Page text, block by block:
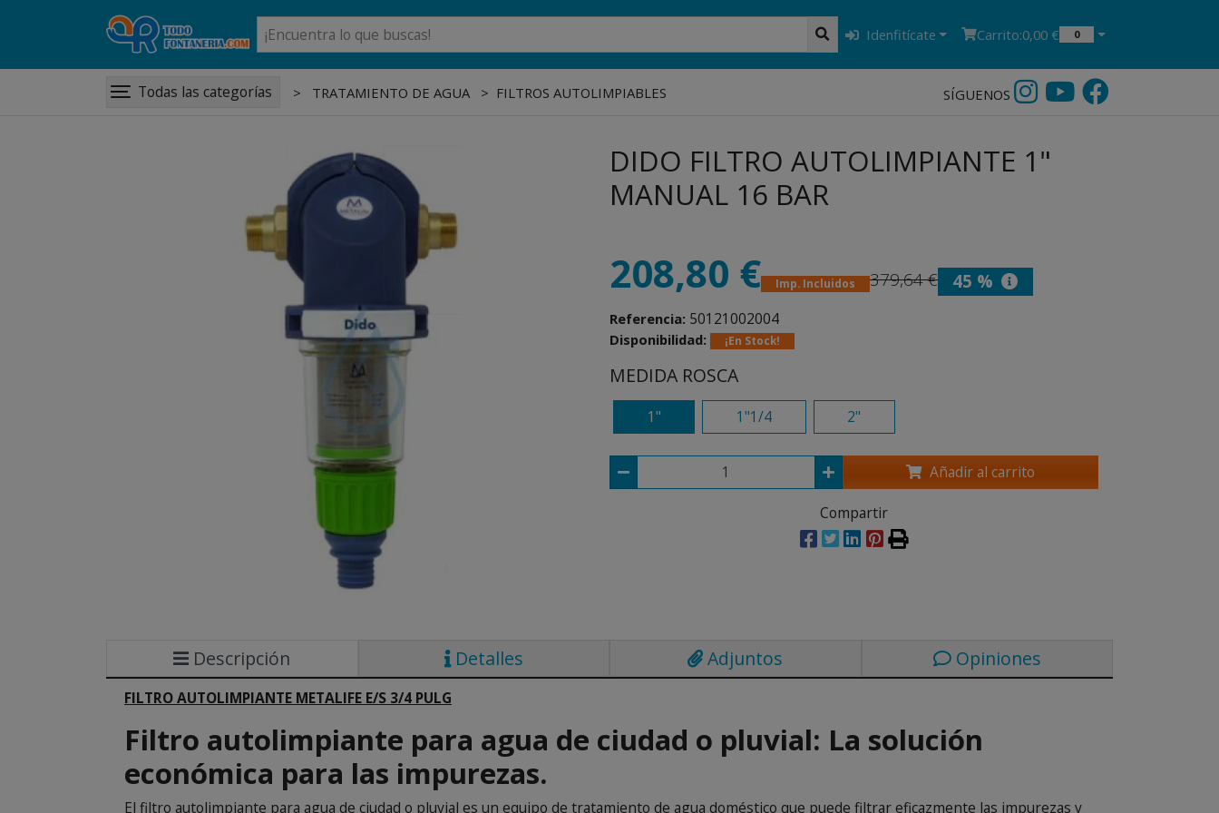
Idenfitícate Carrito:0,00 € 0
Todas las categorías TRATAMIENTO DE AGUA FILTROS AUTOLIMPIABLES SÍGUENOS
DIDO FILTRO AUTOLIMPIANTE 1"
MANUAL 16 BAR
208,80 € Imp. Incluidos 379,64 € 45 %
Referencia: 50121002004
Disponibilidad: ¡En Stock!
MEDIDA ROSCA
1" 1"1/4 2"
Añadir al carrito
Compartir
Descripción Detalles Adjuntos Opiniones
FILTRO AUTOLIMPIANTE METALIFE E/S 3/4 PULG
Filtro autolimpiante para agua de ciudad o pluvial: La solución
económica para las impurezas.
El filtro autolimpiante para agua de ciudad o pluvial es un equipo de tratamiento de agua doméstico que puede filtrar eficazmente las impurezas y